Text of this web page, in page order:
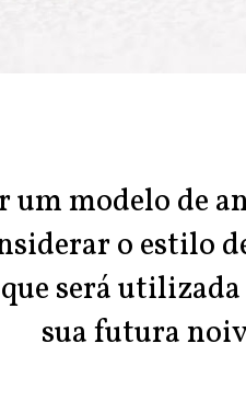
um modelo de
o estilo
será
sua futura